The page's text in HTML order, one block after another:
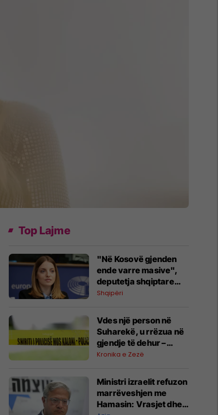
Top Lajme
"Në Kosovë gjenden
ende varre masive",
deputetja shqiptare
kundërshton
Shkodër: Të dielën
protestë
Shqipëri
Vdes një person në
Suharekë, u rrëzua në
gjendje të dehur –
hetohet rasti
Kronika e Zezë
Ministri izraelit refuzon
marrëveshjen me
Hamasin: Vrasjet dhe